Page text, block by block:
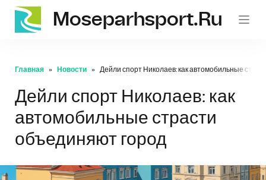
Moseparhsport.ru
Главная Новости Дейли спорт Николаев: как автомобильные
Дейли спорт Николаев: как
автомобильные страсти
объединяют город